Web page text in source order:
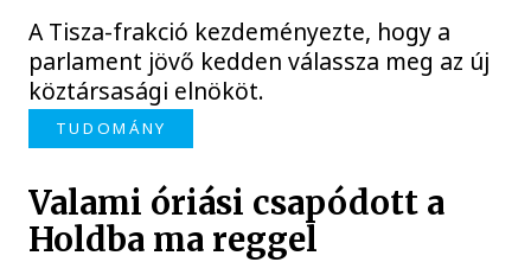
A Tisza-frakció kezdeményezte, hogy a
parlament jövő kedden válassza meg az új
köztársasági elnököt.
TUDOMÁNY
Valami óriási csapódott a
Holdba ma reggel